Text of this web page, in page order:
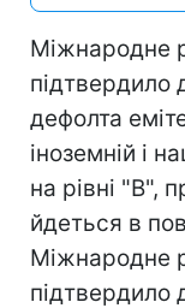
Міжнародне
підтвердило
дефолта
іноземній і
на рівні "В",
йдеться в
Міжнародне
підтвердило